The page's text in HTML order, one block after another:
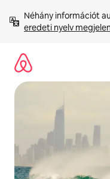
tartalomra
Néhány információt
eredeti nyelv